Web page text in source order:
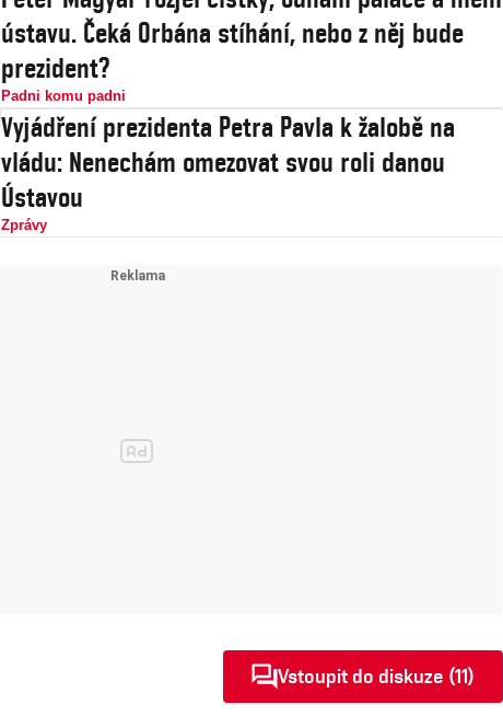
ústavu. Čeká Orbána stíhání, nebo z něj bude
prezident?
Padni komu padni
Vyjádření prezidenta Petra Pavla k žalobě na
vládu: Nenechám omezovat svou roli danou
Ústavou
Zprávy
Vstoupit do diskuze (11)